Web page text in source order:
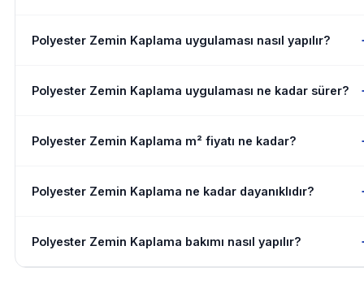
Polyester Zemin Kaplama uygulaması nasıl yapılır?
Polyester Zemin Kaplama uygulaması ne kadar sürer?
Polyester Zemin Kaplama m² fiyatı ne kadar?
Polyester Zemin Kaplama ne kadar dayanıklıdır?
Polyester Zemin Kaplama bakımı nasıl yapılır?